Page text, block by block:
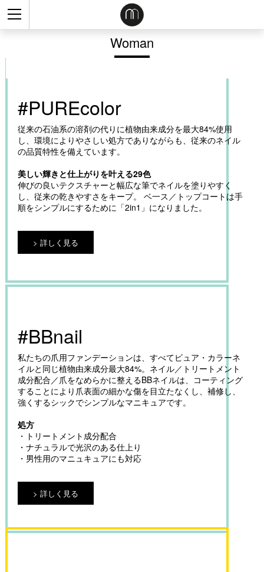
Woman
#PUREcolor
従来の石油系の溶剤の代りに植物由来成分を最大84%使用
し、環境によりやさしい処方でありながらも、従来のネイル
の品質特性を備えています。
美しい輝きと仕上がりを叶える29色
伸びの良いテクスチャーと幅広な筆でネイルを塗りやすく
し、従来の乾きやすさをキープ。 ベ一ス／トップコートは手
順をシンプルにするために「2in1」になりました。
詳しく見る
#BBnail
私たちの爪用ファンデーションは、すべてビュア・カラーネ
イルと同じ植物由来成分最大84%。ネイル／トリートメント
成分配合／爪をなめらかに整えるBBネイルは、コーティング
することにより爪表面の細かな傷を目立たなくし、補修し、
強くするシックでシンプルなマニキュアです。
処方
・トリートメント成分配合
・ナチュラルで光沢のある仕上り
・男性用のマニュキュアにも対応
詳しく見る